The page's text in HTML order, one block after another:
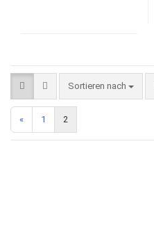
Sortieren nach
« 1 2